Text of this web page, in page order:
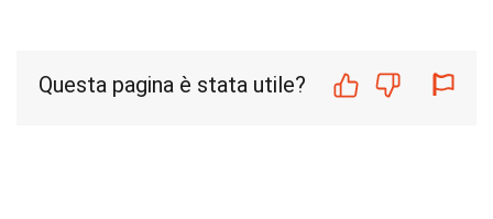
Questa pagina è stata utile?